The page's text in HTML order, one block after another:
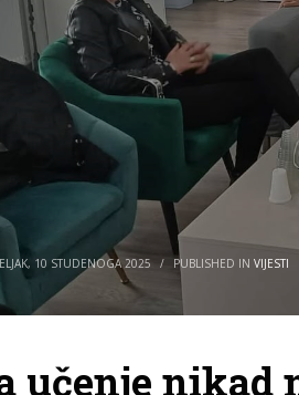
10 STUDENOGA 2025 / PUBLISHED IN VIJESTI
učenje nikad